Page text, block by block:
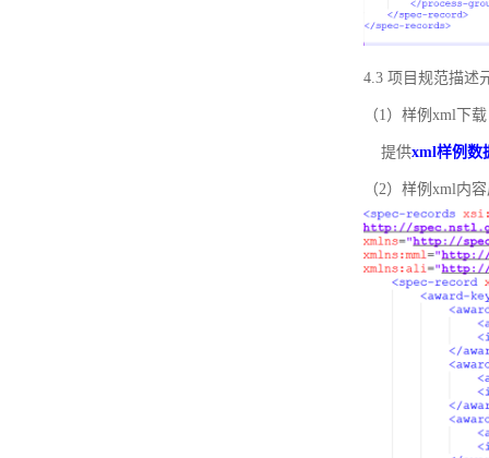
4.3 项目规范描述
（1）样例xml下载
提供xml样例数
（2）样例xml内